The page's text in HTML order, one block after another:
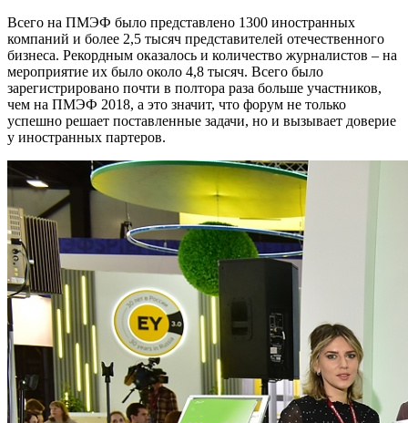
Всего на ПМЭФ было представлено 1300 иностранных
компаний и более 2,5 тысяч представителей отечественного
бизнеса. Рекордным оказалось и количество журналистов – на
мероприятие их было около 4,8 тысяч. Всего было
зарегистрировано почти в полтора раза больше участников,
чем на ПМЭФ 2018, а это значит, что форум не только
успешно решает поставленные задачи, но и вызывает доверие
у иностранных партеров.